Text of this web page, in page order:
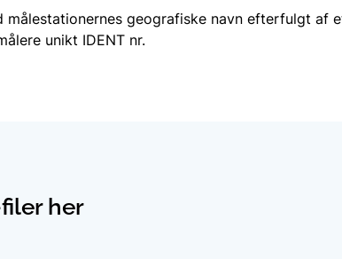
målestationernes geografiske navn efterfulgt af
unikt IDENT nr.
her